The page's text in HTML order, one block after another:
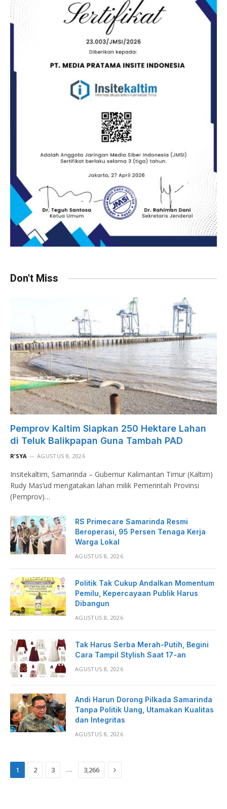
Don't Miss
Pemprov Kaltim Siapkan 250 Hektare Lahan
di Teluk Balikpapan Guna Tambah PAD
R’SYA AGUSTUS 8, 2026
Insitekaltim, Samarinda – Gubernur Kalimantan Timur (Kaltim)
Rudy Mas’ud mengatakan lahan milik Pemerintah Provinsi
(Pemprov)…
RS Primecare Samarinda Resmi
Beroperasi, 95 Persen Tenaga Kerja
Warga Lokal
AGUSTUS 8, 2026
Politik Tak Cukup Andalkan Momentum
Pemilu, Kepercayaan Publik Harus
Dibangun
AGUSTUS 8, 2026
Tak Harus Serba Merah-Putih, Begini
Cara Tampil Stylish Saat 17-an
AGUSTUS 8, 2026
Andi Harun Dorong Pilkada Samarinda
Tanpa Politik Uang, Utamakan Kualitas
dan Integritas
AGUSTUS 8, 2026
1 2 3 … 3,266 Next